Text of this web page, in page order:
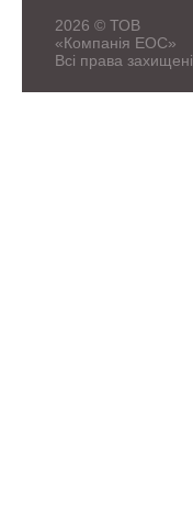
2026 © ТОВ
«Компанія ЕОС»
Всі права захищені